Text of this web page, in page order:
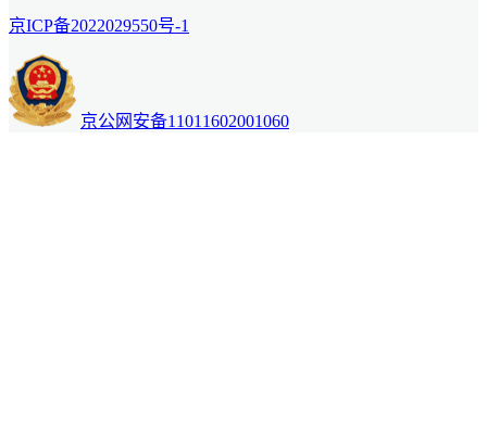
京ICP备2022029550号-1
京公网安备11011602001060